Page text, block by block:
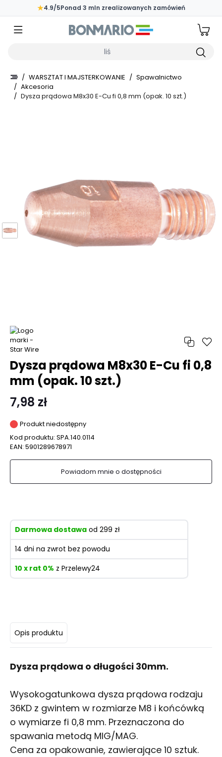
Przejdź do głównej zawartości strony
★4.9/5Ponad 3 mln zrealizowanych zamówień
/ WARSZTAT I MAJSTERKOWANIE / Spawalnictwo
/ Akcesoria
/ Dysza prądowa M8x30 E-Cu fi 0,8 mm (opak. 10 szt.)
Opis produktu
Dysza prądowa o długości 30mm.
Wysokogatunkowa dysza prądowa rodzaju
36KD z gwintem w rozmiarze M8 i końcówką
o wymiarze fi 0,8 mm. Przeznaczona do
spawania metodą MIG/MAG.
Cena za opakowanie, zawierające 10 sztuk.
Dysza prądowa M8x30 E-Cu fi 0,8
mm (opak. 10 szt.)
7,98 zł
Produkt niedostępny
Kod produktu: SPA.140.0114
EAN: 5901289678971
Powiadom mnie o dostępności
Darmowa dostawa od 299 zł
14 dni na zwrot bez powodu
10 x rat 0% z Przelewy24